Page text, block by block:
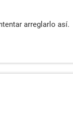
arreglarlo así.